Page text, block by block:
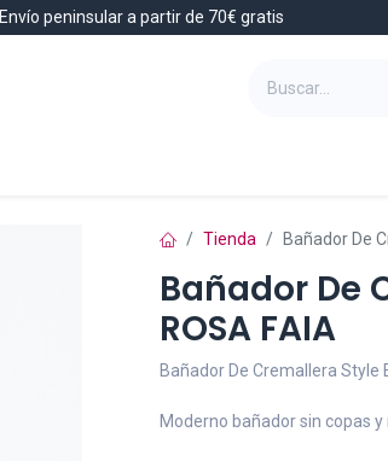
Envío peninsular a partir de 70€ gratis
Tienda Bañador De
Bañador De
ROSA FAIA
Bañador De Cremallera Style
Moderno bañador sin copas y